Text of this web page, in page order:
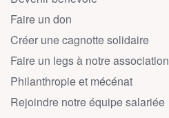
Faire un don
Créer une cagnotte solidaire
Faire un legs à notre association
Philanthropie et mécénat
Rejoindre notre équipe salariée